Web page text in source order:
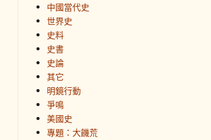
中國當代史
世界史
史料
史書
史論
其它
明鏡行動
爭鳴
美國史
專題：大饑荒